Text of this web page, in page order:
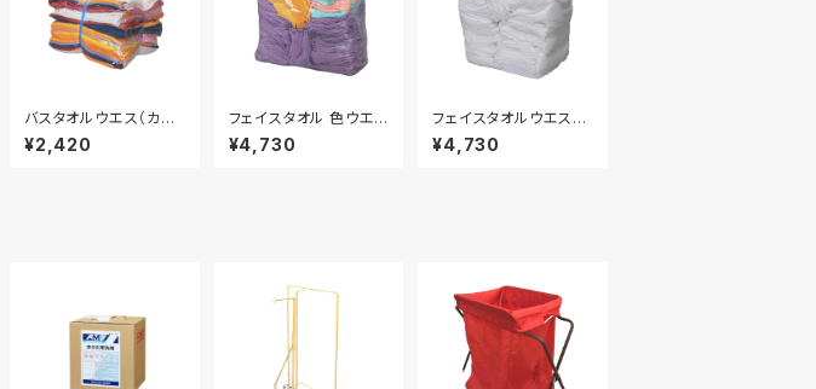
バスタオルウエス（カッ
ト） 5kg
¥2,420
フェイスタオル 色ウエ
ス 10kg 袋入り
¥4,730
フェイスタオルウエス
白 10kg
¥4,730